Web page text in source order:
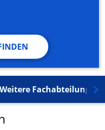
Weitere Fachabteilungen